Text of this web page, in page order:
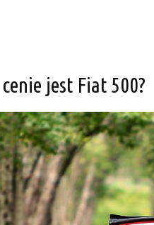
jest Fiat 500?